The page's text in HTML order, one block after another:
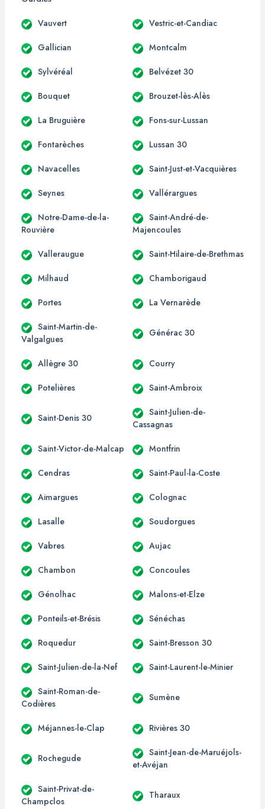
Vauvert Vestric-et-Candiac
Gallician Montcalm
Sylvéréal Belvézet 30
Bouquet Brouzet-lès-Alès
La Bruguière Fons-sur-Lussan
Fontarèches Lussan 30
Navacelles Saint-Just-et-Vacquières
Seynes Vallérargues
Notre-Dame-de-la-
Rouvière
Saint-André-de-
Majencoules
Valleraugue Saint-Hilaire-de-Brethmas
Milhaud Chamborigaud
Portes La Vernarède
Saint-Martin-de-
Valgalgues
Générac 30
Allègre 30 Courry
Potelières Saint-Ambroix
Saint-Denis 30
Saint-Julien-de-
Cassagnas
Saint-Victor-de-Malcap Montfrin
Cendras Saint-Paul-la-Coste
Aimargues Colognac
Lasalle Soudorgues
Vabres Aujac
Chambon Concoules
Génolhac Malons-et-Elze
Ponteils-et-Brésis Sénéchas
Roquedur Saint-Bresson 30
Saint-Julien-de-la-Nef Saint-Laurent-le-Minier
Saint-Roman-de-
Codières
Sumène
Méjannes-le-Clap Rivières 30
Rochegude
Saint-Jean-de-Maruéjols-
et-Avéjan
Saint-Privat-de-
Champclos
Tharaux